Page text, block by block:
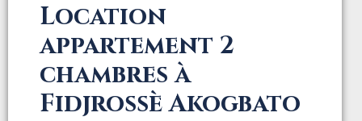
Location
appartement 2
chambres à
Fidjrossè Akogbato